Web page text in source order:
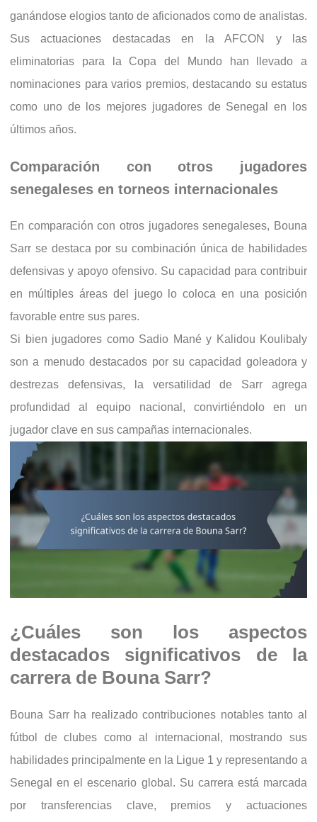
ganándose elogios tanto de aficionados como de analistas.
Sus actuaciones destacadas en la AFCON y las
eliminatorias para la Copa del Mundo han llevado a
nominaciones para varios premios, destacando su estatus
como uno de los mejores jugadores de Senegal en los
últimos años.
Comparación con otros jugadores
senegaleses en torneos internacionales
En comparación con otros jugadores senegaleses, Bouna
Sarr se destaca por su combinación única de habilidades
defensivas y apoyo ofensivo. Su capacidad para contribuir
en múltiples áreas del juego lo coloca en una posición
favorable entre sus pares.
Si bien jugadores como Sadio Mané y Kalidou Koulibaly
son a menudo destacados por su capacidad goleadora y
destrezas defensivas, la versatilidad de Sarr agrega
profundidad al equipo nacional, convirtiéndolo en un
jugador clave en sus campañas internacionales.
¿Cuáles son los aspectos
destacados significativos de la
carrera de Bouna Sarr?
Bouna Sarr ha realizado contribuciones notables tanto al
fútbol de clubes como al internacional, mostrando sus
habilidades principalmente en la Ligue 1 y representando a
Senegal en el escenario global. Su carrera está marcada
por transferencias clave, premios y actuaciones